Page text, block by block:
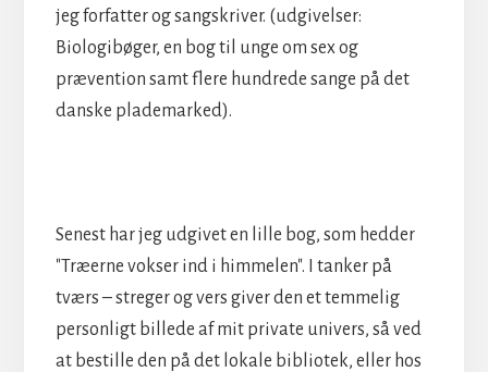
jeg forfatter og sangskriver. (udgivelser:
Biologibøger, en bog til unge om sex og
prævention samt flere hundrede sange på det
danske plademarked).
Senest har jeg udgivet en lille bog, som hedder
"Træerne vokser ind i himmelen". I tanker på
tværs – streger og vers giver den et temmelig
personligt billede af mit private univers, så ved
at bestille den på det lokale bibliotek, eller hos